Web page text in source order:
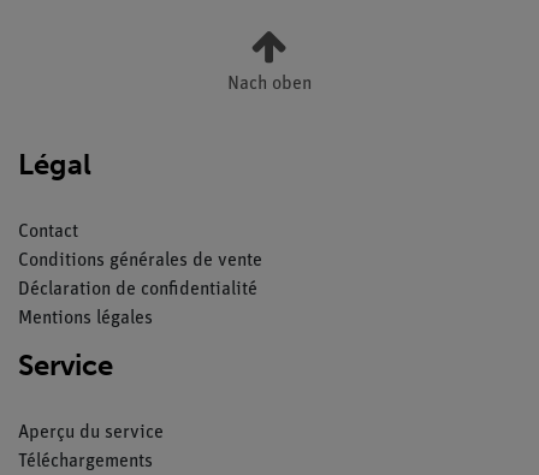
Nach oben
Légal
Contact
Conditions générales de vente
Déclaration de confidentialité
Mentions légales
Service
Aperçu du service
Téléchargements